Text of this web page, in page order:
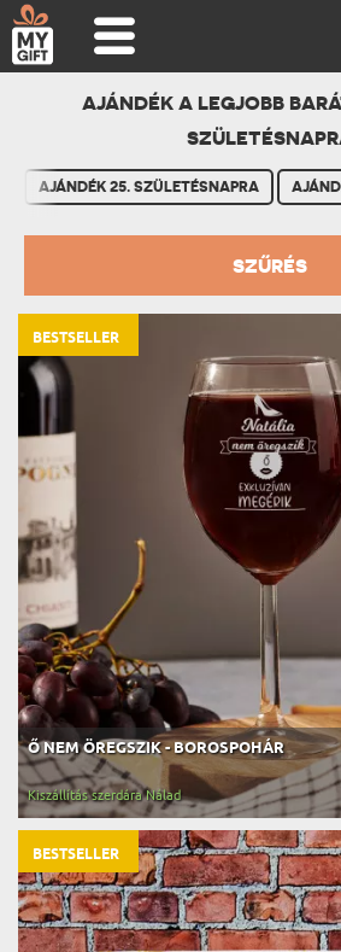
AJÁNDÉK A LEGJOBB
AJÁNDÉK 25. SZÜLETÉSNAPRA
SZŰRÉS
Ő NEM ÖREGSZIK - BOROSPOHÁR
Kiszállítás szerdára Nálad
BESTSELLER
BESTSELLER